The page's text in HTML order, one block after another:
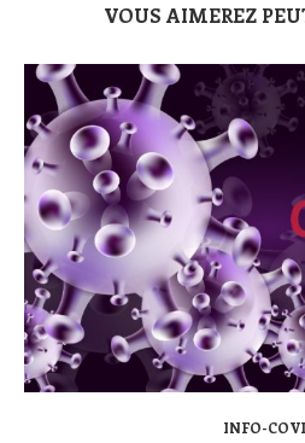
VOUS AIMEREZ
INFO-